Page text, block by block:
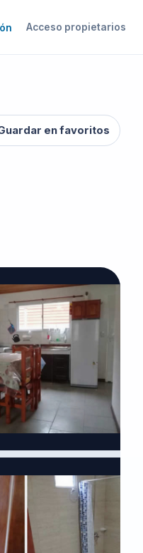
Acceso propietarios
en favoritos